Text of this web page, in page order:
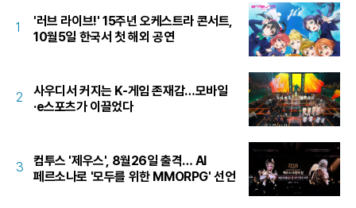
1
'러브 라이브!' 15주년 오케스트라 콘서트,
10월5일 한국서 첫 해외 공연
2
사우디서 커지는 K-게임 존재감…모바일
·e스포츠가 이끌었다
3
컴투스 '제우스', 8월26일 출격… AI
페르소나로 '모두를 위한 MMORPG' 선언